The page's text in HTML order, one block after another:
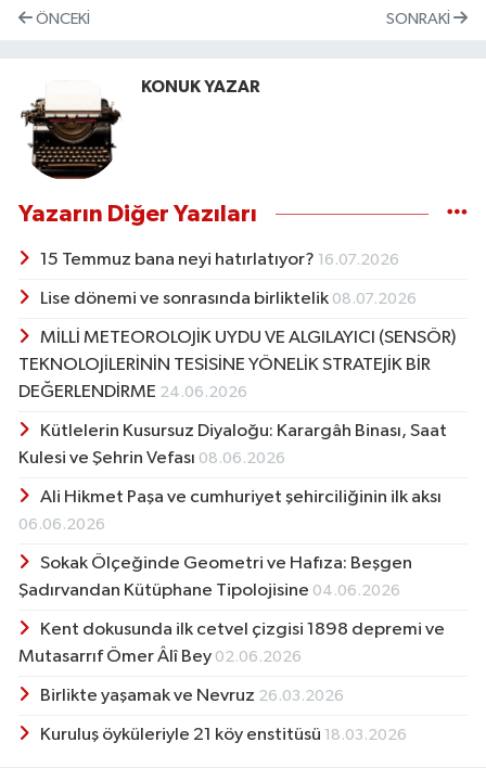
ÖNCEKI SONRAKI
KONUK YAZAR
Yazarın Diğer Yazıları
15 Temmuz bana neyi hatırlatıyor? 16.07.2026
Lise dönemi ve sonrasında birliktelik 08.07.2026
MİLLİ METEOROLOJİK UYDU VE ALGILAYICI (SENSÖR)
TEKNOLOJİLERİNİN TESİSİNE YÖNELİK STRATEJİK BİR
DEĞERLENDİRME 24.06.2026
Kütlelerin Kusursuz Diyaloğu: Karargâh Binası, Saat
Kulesi ve Şehrin Vefası 08.06.2026
Ali Hikmet Paşa ve cumhuriyet şehirciliğinin ilk aksı
06.06.2026
Sokak Ölçeğinde Geometri ve Hafıza: Beşgen
Şadırvandan Kütüphane Tipolojisine 04.06.2026
Kent dokusunda ilk cetvel çizgisi 1898 depremi ve
Mutasarrıf Ömer Âlî Bey 02.06.2026
Birlikte yaşamak ve Nevruz 26.03.2026
Kuruluş öyküleriyle 21 köy enstitüsü 18.03.2026